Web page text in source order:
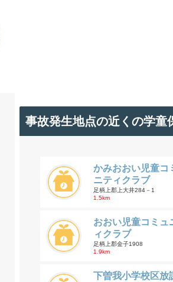
事故発生地点の近くの学童
かみおおい児童コ
ニティクラブ
足柄上郡上大井284－1
1.5km
おおい児童コミュ
ィクラブ
足柄上郡金子1908
1.9km
下曽我小学校区放